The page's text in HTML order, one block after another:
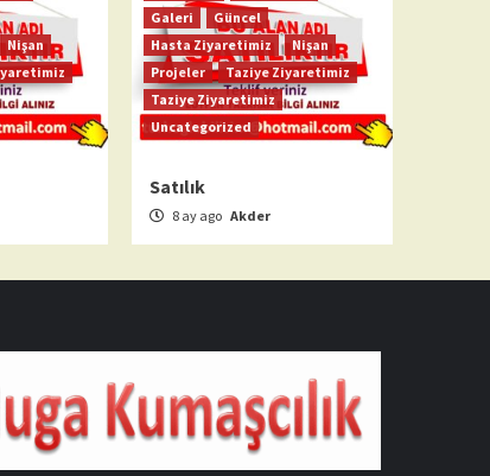
Nişan
Galeri
Güncel
Hasta Ziyaretimiz
Nişan
Projeler
Taziye Ziyaretimiz
Taziye Ziyaretimiz
Uncategorized
Satılık
8 ay ago Akder